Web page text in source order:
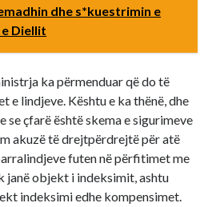
dhe s*kuestrimin e
Diellit
ka përmenduar që do të
e lindjeve. Kështu e ka thënë, dhe
se çfarë është skema e sigurimeve
akuzë të drejtpërdrejtë për atë
futen në përfitimet me
janë objekt i indeksimit, ashtu
indeksimi edhe kompensimet.